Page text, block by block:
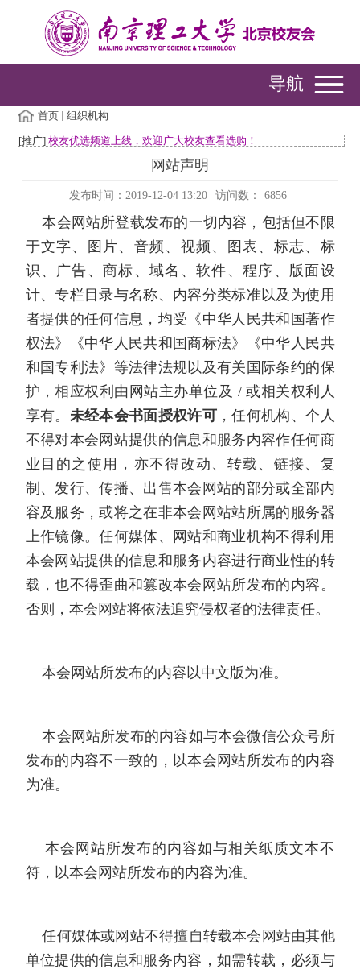
导航
首页 组织机构
[推广] 校友优选频道上线，欢迎广大校友查看选购！
网站声明
发布时间：2019-12-04 13:20 访问数： 6856
本会网站所登载发布的一切内容，包括但不限
于文字、图片、音频、视频、图表、标志、标
识、广告、商标、域名、软件、程序、版面设
计、专栏目录与名称、内容分类标准以及为使用
者提供的任何信息，均受《中华人民共和国著作
权法》《中华人民共和国商标法》《中华人民共
和国专利法》等法律法规以及有关国际条约的保
护，相应权利由网站主办单位及 / 或相关权利人
享有。 未经本会书面授权许可 ，任何机构、个人
不得对本会网站提供的信息和服务内容作任何商
业目的之使用，亦不得改动、转载、链接、复
制、发行、传播、出售本会网站的部分或全部内
容及服务，或将之在非本会网站站所属的服务器
上作镜像。任何媒体、网站和商业机构不得利用
本会网站提供的信息和服务内容进行商业性的转
载，也不得歪曲和篡改本会网站所发布的内容。
否则，本会网站将依法追究侵权者的法律责任。
本会网站所发布的内容以中文版为准。
本会网站所发布的内容如与本会微信公众号所
发布的内容不一致的，以本会网站所发布的内容
为准。
本会网站所发布的内容如与相关纸质文本不
符，以本会网站所发布的内容为准。
任何媒体或网站不得擅自转载本会网站由其他
单位提供的信息和服务内容，如需转载，必须与